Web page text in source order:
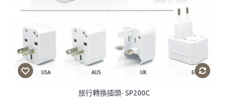
旅行轉換插頭- SP200C